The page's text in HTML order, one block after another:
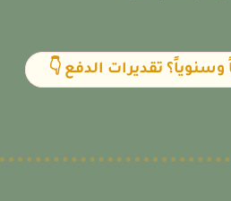
تقديرات الدفع 👇